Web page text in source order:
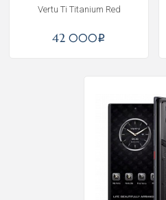
Vertu Ti Titanium Red
42 000i